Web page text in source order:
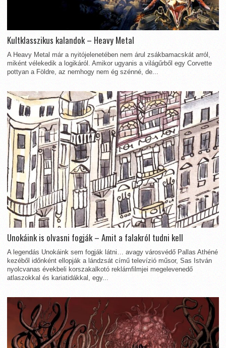
Kultklasszikus kalandok – Heavy Metal
A Heavy Metal már a nyitójelenetében nem árul zsákbamacskát arról,
miként vélekedik a logikáról. Amikor ugyanis a világűrből egy Corvette
pottyan a Földre, az nemhogy nem ég szénné, de...
Unokáink is olvasni fogják – Amit a falakról tudni kell
A legendás Unokáink sem fogják látni… avagy városvédő Pallas Athéné
kezéből időnként ellopják a lándzsát című televízió műsor, Sas István
nyolcvanas évekbeli korszakalkotó reklámfilmjei megelevenedő
atlaszokkal és kariatidákkal, egy...